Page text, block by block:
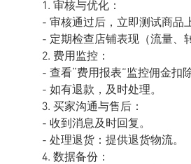
1. 审核与优化：
- 审核通过后，立即测试商品
- 定期检查店铺表现（流量、
2. 费用监控：
- 查看“费用报表”监控佣金扣除
- 如有退款，及时处理。
3. 买家沟通与售后：
- 收到消息及时回复。
- 处理退货：提供退货物流。
4. 数据备份：